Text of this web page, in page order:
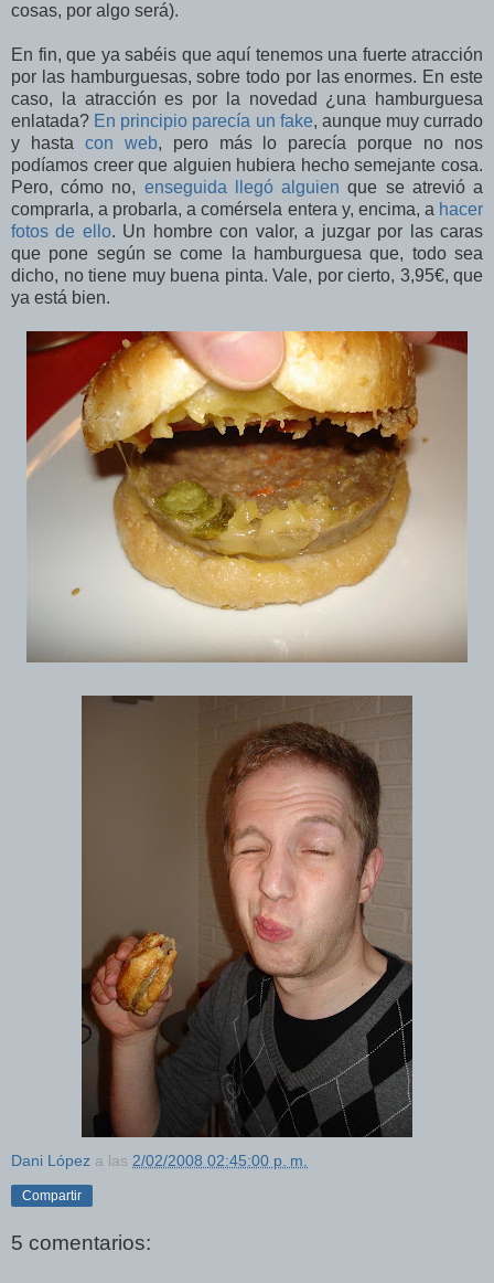
cosas, por algo será).
En fin, que ya sabéis que aquí tenemos una fuerte atracción
por las hamburguesas, sobre todo por las enormes. En este
caso, la atracción es por la novedad ¿una hamburguesa
enlatada? En principio parecía un fake, aunque muy currado
y hasta con web, pero más lo parecía porque no nos
podíamos creer que alguien hubiera hecho semejante cosa.
Pero, cómo no, enseguida llegó alguien que se atrevió a
comprarla, a probarla, a comérsela entera y, encima, a hacer
fotos de ello. Un hombre con valor, a juzgar por las caras
que pone según se come la hamburguesa que, todo sea
dicho, no tiene muy buena pinta. Vale, por cierto, 3,95€, que
ya está bien.
Dani López a las 2/02/2008 02:45:00 p. m.
Compartir
5 comentarios: